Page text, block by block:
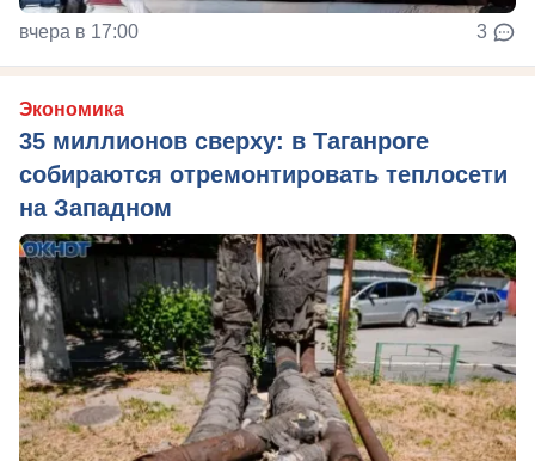
вчера в 17:00 3
Экономика
35 миллионов сверху: в Таганроге
собираются отремонтировать теплосети
на Западном